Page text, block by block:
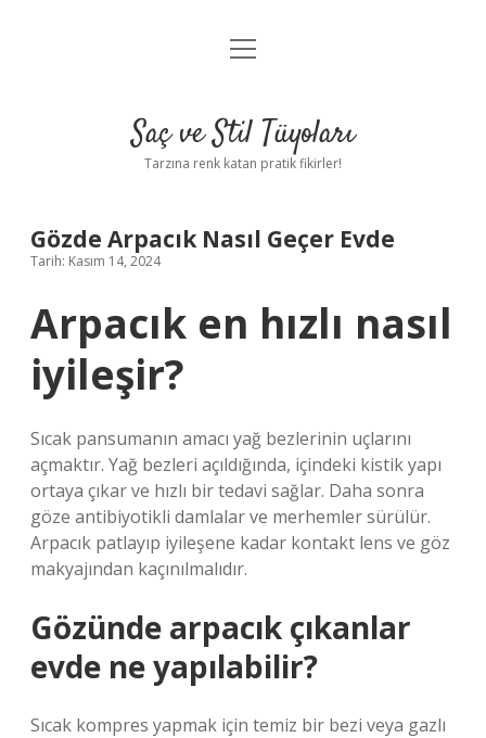
Anasayfa
Yasal Uyarı
menüyü
Saç ve Stil Tüyoları
Tarzına renk katan pratik fikirler!
Gözde Arpacık Nasıl Geçer Evde
Tarih: Kasım 14, 2024
Arpacık en hızlı nasıl
iyileşir?
Sıcak pansumanın amacı yağ bezlerinin uçlarını
açmaktır. Yağ bezleri açıldığında, içindeki kistik yapı
ortaya çıkar ve hızlı bir tedavi sağlar. Daha sonra
göze antibiyotikli damlalar ve merhemler sürülür.
Arpacık patlayıp iyileşene kadar kontakt lens ve göz
makyajından kaçınılmalıdır.
Gözünde arpacık çıkanlar
evde ne yapılabilir?
Sıcak kompres yapmak için temiz bir bezi veya gazlı